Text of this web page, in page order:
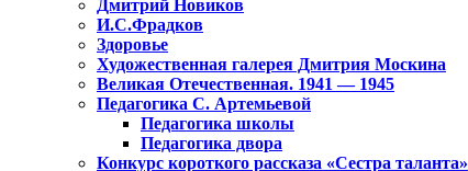
Дмитрий Новиков
И.С.Фрадков
Здоровье
Художественная галерея Дмитрия Москина
Великая Отечественная. 1941 — 1945
Педагогика С. Артемьевой
Педагогика школы
Педагогика двора
Конкурс короткого рассказа «Сестра таланта»